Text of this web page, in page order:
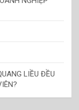
LIỀU ĐỀU